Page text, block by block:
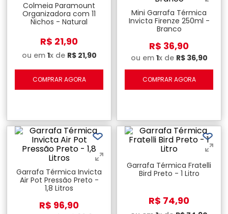
Colmeia Paramount
Organizadora com 11
Nichos - Natural
R$ 21,90
ou em 1x de R$ 21,90
COMPRAR AGORA
Mini Garrafa Térmica
Invicta Firenze 250ml -
Branco
R$ 36,90
ou em 1x de R$ 36,90
COMPRAR AGORA
Garrafa Térmica Invicta
Air Pot Pressão Preto -
1,8 Litros
R$ 96,90
Garrafa Térmica Fratelli
Bird Preto - 1 Litro
R$ 74,90